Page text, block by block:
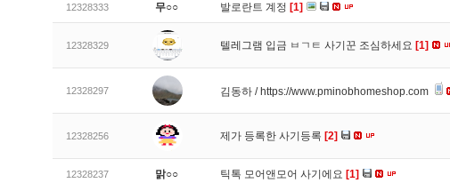
12328333 무○○ 발로란트 계정 [1]
12328329 텔레그램 입금 ㅂㄱㅌ 사기꾼 조심하세요 [1]
12328297 김동하 / https://www.pminobhomeshop.com
12328256 제가 등록한 사기등록 [2]
12328237 맑○○ 틱톡 모어앤모어 사기에요 [1]